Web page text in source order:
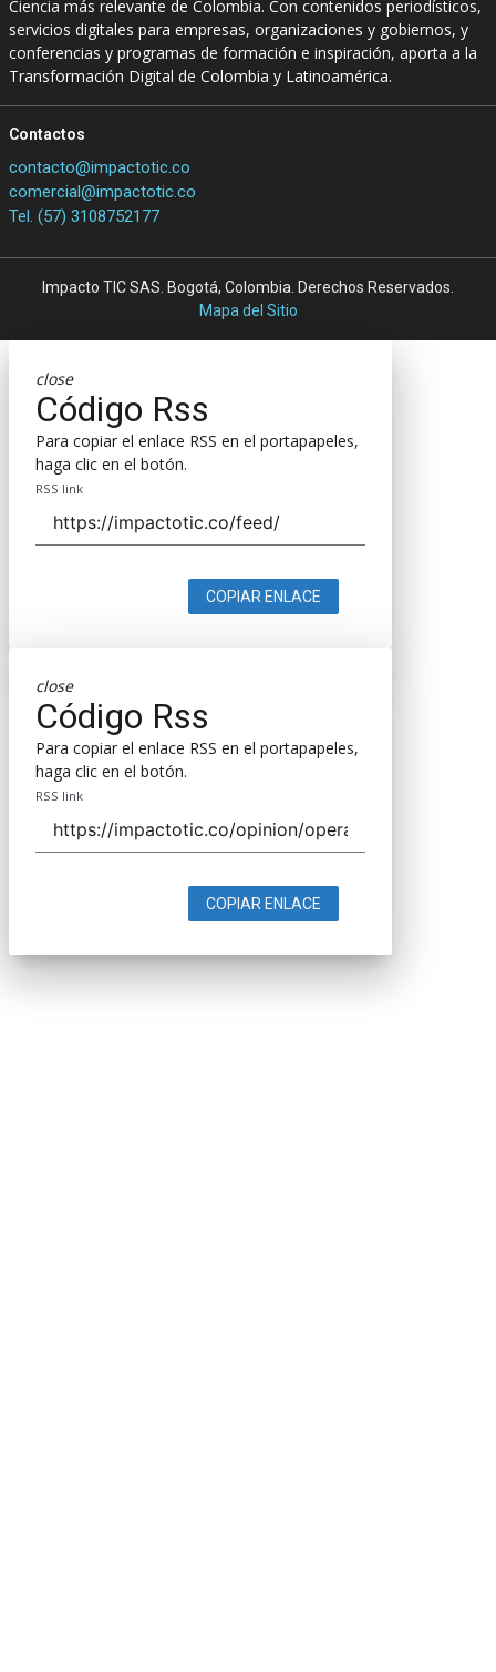
Ciencia más relevante de Colombia. Con contenidos periodísticos,
servicios digitales para empresas, organizaciones y gobiernos, y
conferencias y programas de formación e inspiración, aporta a la
Transformación Digital de Colombia y Latinoamérica.
Contactos
contacto@impactotic.co
comercial@impactotic.co
Tel. (57) 3108752177
Impacto TIC SAS. Bogotá, Colombia. Derechos Reservados.
Mapa del Sitio
close
Código Rss
Para copiar el enlace RSS en el portapapeles,
haga clic en el botón.
RSS link
COPIAR ENLACE
close
Código Rss
Para copiar el enlace RSS en el portapapeles,
haga clic en el botón.
RSS link
COPIAR ENLACE